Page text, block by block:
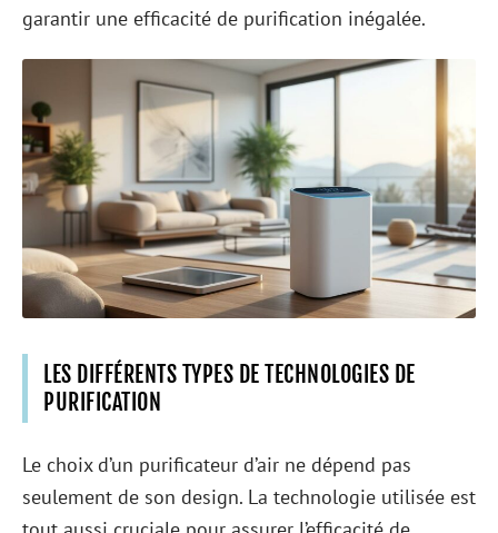
garantir une efficacité de purification inégalée.
LES DIFFÉRENTS TYPES DE TECHNOLOGIES DE
PURIFICATION
Le choix d’un purificateur d’air ne dépend pas
seulement de son design. La technologie utilisée est